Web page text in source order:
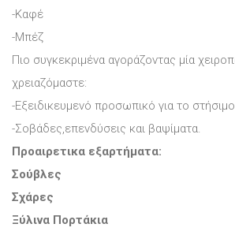
-Καφέ
-Μπέζ
Πιο συγκεκριμένα αγοράζοντας μία
χρειαζόμαστε:
-Εξειδικευμενό προσωπικό για το
-Σοβάδες,επενδύσεις και βαψίματα.
Προαιρετικα εξαρτήματα:
Σούβλες
Σχάρες
Ξύλινα Πορτάκια